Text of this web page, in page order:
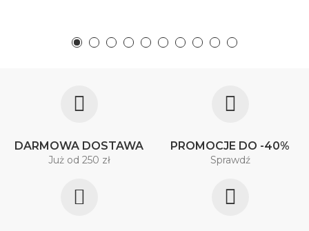
DARMOWA DOSTAWA
Już od 250 zł
PROMOCJE DO -40%
Sprawdź